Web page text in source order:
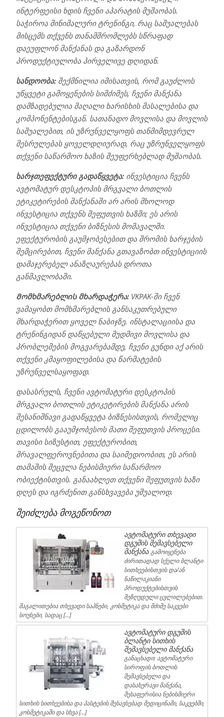
ინტერფეისი ხდის ჩვენი აპარატის მუშაობას.
საჭიროა მინიმალური ტრენინგი, რაც საშუალებას
მისცემს თქვენს თანამშრომლებს სწრაფად
დაეუფლონ მანქანას და გაზარდონ
პროდუქტიულობა პირველივე დღიდან.
სანდოობა:შექმნილია იმისათვის, რომ გაუძლოს
უწყვეტი გამოყენების სიმძიმეს, ჩვენი მანქანა
დამზადებულია მაღალი ხარისხის მასალებისა და
კომპონენტებისგან. სათანადო მოვლისა და მოვლის
საშუალებით, ის უზრუნველყოფს თანმიმდევრულ
შესრულებას ყოველდღიურად, რაც უზრუნველყოფს
თქვენი საწარმოო ხაზის შეუფერხებლად მუშაობას.
ხარჯთეფექტური გადაწყვეტა:ინვესტიცია ჩვენს
ავტომატურ დესკტოპის მრგვალი ბოთლის
ეტიკეტირების მანქანაში არ არის მხოლოდ
ინვესტიცია თქვენს შეფუთვის ხაზში; ეს არის
ინვესტიცია თქვენი ბიზნესის მომავალში.
ეფექტურობის გაუმჯობესებით და შრომის ხარჯების
შემცირებით, ჩვენი მანქანა გთავაზობთ ინვესტიციის
დამაჯერებელ ანაზღაურებას დროთა
განმავლობაში.
Მომხმარებლის მხარდაჭერა:VKPAK-ში ჩვენ
ვამაყობთ მომხმარებლის განსაკუთრებული
მხარდაჭერით ყოველ ნაბიჯზე. ინსტალაციისა და
ტრენინგიდან დაწყებული მუდმივი მოვლისა და
პრობლემების მოგვარებამდე, ჩვენი გუნდი აქ არის
თქვენი კმაყოფილებისა და წარმატების
უზრუნველსაყოფად.
დასასრულს, ჩვენი ავტომატური დესკტოპის
მრგვალი ბოთლის ეტიკეტირების მანქანა არის
შესანიშნავი გადაწყვეტა ბიზნესისთვის, რომელიც
ცდილობს გააუმჯობესოს მათი შეფუთვის პროცესი.
თავისი სიზუსტით, ეფექტურობით,
მრავალფეროვნებითა და საიმედოობით, ეს არის
თამაშის შეცვლა ნებისმიერი საწარმოო
ობიექტისთვის. განაახლეთ თქვენი შეფუთვის ხაზი
დღეს და იგრძენით განსხვავება უშუალოდ.
შეიძლება მოგეწონოთ
ავტომატური თხევადი
დგუშის შემავსებელი
მანქანა გამოიყენება
ძირითადად სქელი ბლანტი
სითხეებისთვის და/ან
ნაწილაკიანი
პროდუქტებისთვის
შეზღუდული ცვლილებებით.
მაგალითებია თხევადი საპნები, კოსმეტიკა და მძიმე საკვები
სოუსები, სადაც […]
ავტომატური დგუშის
ბლანტი სითხის
შემავსებელი მანქანა
განაცხადი: ავტომატური
სიროფის ბოთლის
შემავსებელი და
დასახურავი მანქანა,
შესაფერისია ნებისმიერი
სითხის სითხეებისა და პასტების შესავსებად მედიცინაში, საკვებში,
კოსმეტიკაში და სხვა […]